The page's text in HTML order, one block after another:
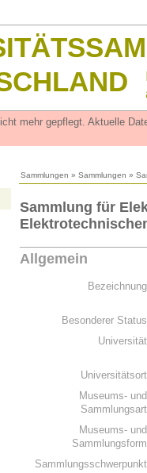
mehr gepflegt. Aktuelle
Sammlungen » Sammlungen »
Sammlung für
Allgemein
Bezeichnung
Besonderer Status
Universität
Universitätsort
Museums- und
Sammlungsart
Museums- und
Sammlungsform
Sammlungsschwerpunkt